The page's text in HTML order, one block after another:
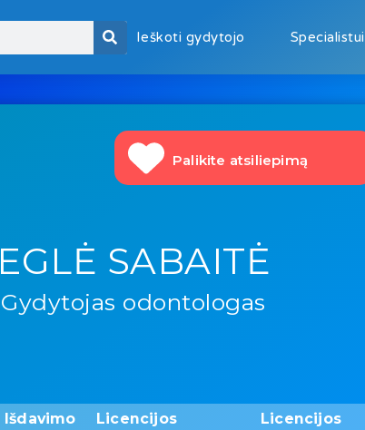
Ieškoti gydytojo Specialistui
Palikite atsiliepimą
EGLĖ SABAITĖ
Gydytojas odontologas
Išdavimo
Licencijos
Licencijos